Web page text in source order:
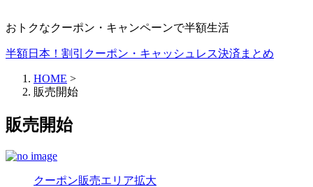
おトクなクーポン・キャンペーンで半額生活
半額日本！割引クーポン・キャッシュレス決済まとめ
HOME >
販売開始
販売開始
クーポン販売エリア拡大